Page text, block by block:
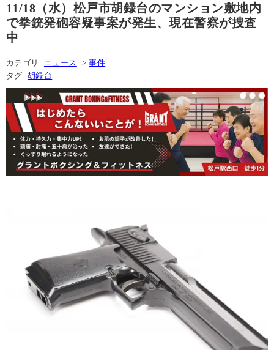
11/18（水）松戸市胡録台のマンション敷地内
で拳銃発砲容疑事案が発生、現在警察が捜査
中
カテゴリ: ニュース >事件
タグ: 胡録台